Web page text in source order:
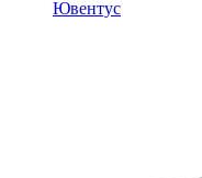
Ювентус